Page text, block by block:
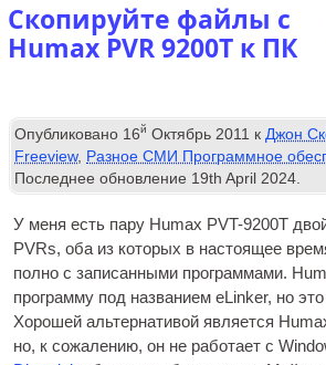
Скопируйте файлы с
Humax PVR 9200T к ПК
Опубликовано 16й Октябрь 2011 кДжон
Freeview, Разное СМИ Программное
Последнее обновление 19th April 2024.
У меня есть пару Humax PVT-9200T
PVRs, оба из которых в настоящее
полно с записанными программами.
программу под названием eLinker, но
Хорошей альтернативой является
но, к сожалению, он не работает с